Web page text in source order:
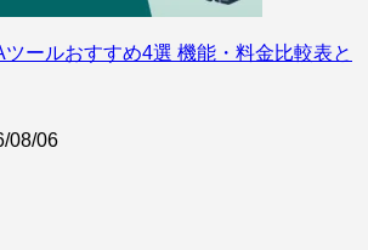
ールおすすめ4選 機能・料金比較表と
08/06